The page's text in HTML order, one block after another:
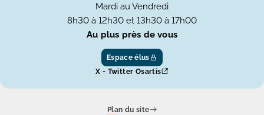
Mardi au Vendredi
8h30 à 12h30 et 13h30 à 17h00
Au plus près de vous
Espace élus
X - Twitter Osartis
Plan du site